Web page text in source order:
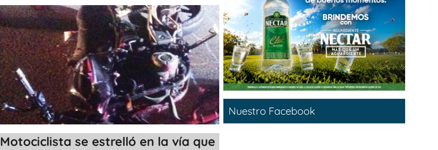
Motociclista se estrelló en la vía que
Nuestro Facebook